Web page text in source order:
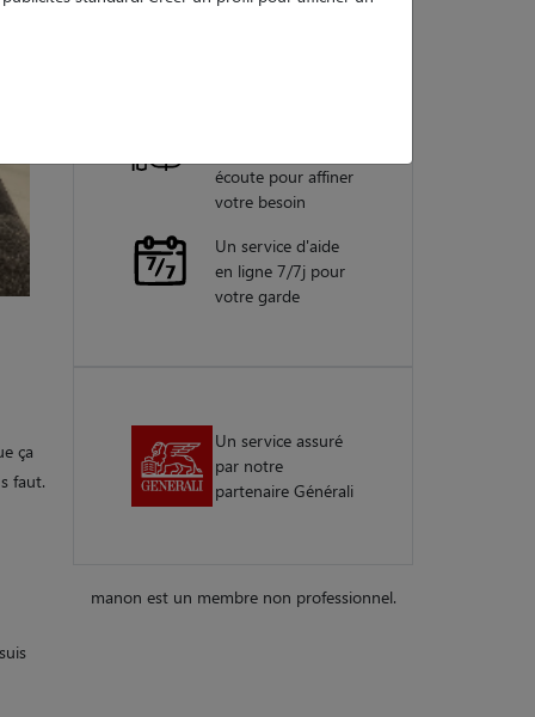
ça
faut.
écoute pour affiner
votre besoin
Un service d'aide
en ligne 7/7j pour
votre garde
Un service assuré
par notre
partenaire Générali
manon est un membre non professionnel.